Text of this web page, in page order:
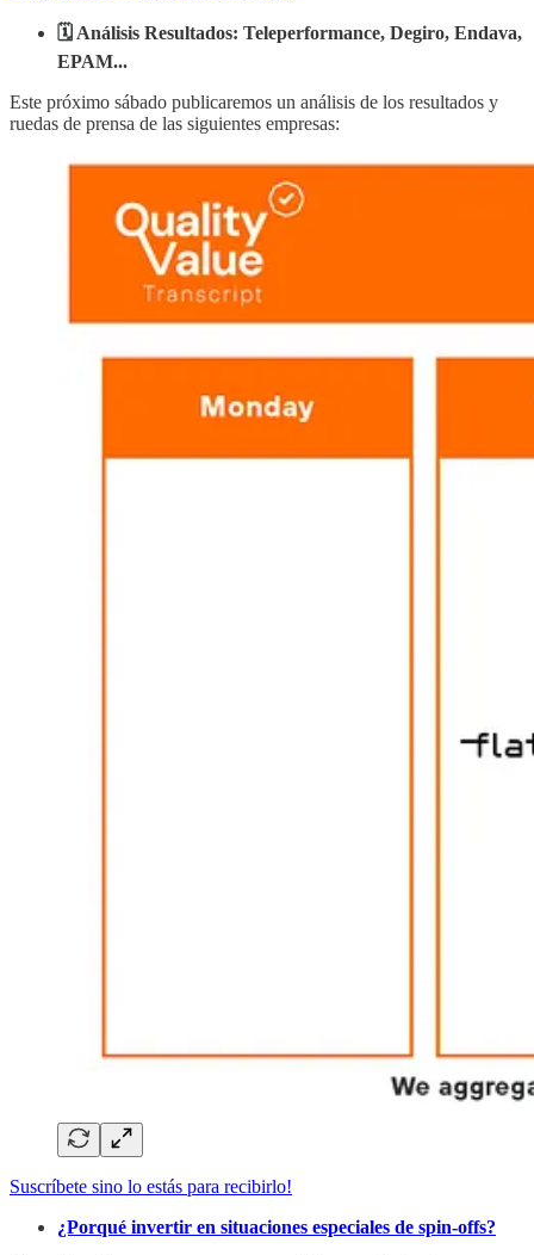
🗓️ Análisis Resultados: Teleperformance, Degiro, Endava,
EPAM...
Este próximo sábado publicaremos un análisis de los resultados y
ruedas de prensa de las siguientes empresas:
Suscríbete sino lo estás para recibirlo!
¿Porqué invertir en situaciones especiales de spin-offs?